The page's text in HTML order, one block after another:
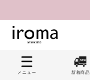
メニュー 新着商品